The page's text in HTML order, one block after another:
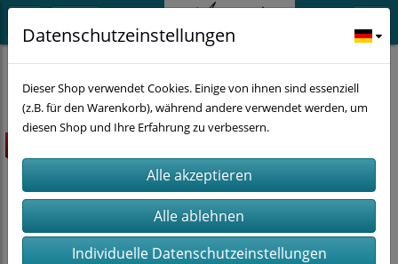
Schmuck Halsketten Rentier
Datenschutzeinstellungen
Dieser Shop verwendet Cookies. Einige von ihnen sind essenziell
(z.B. für den Warenkorb), während andere verwendet werden, um
diesen Shop und Ihre Erfahrung zu verbessern.
Individuelle Datenschutzeinstellungen